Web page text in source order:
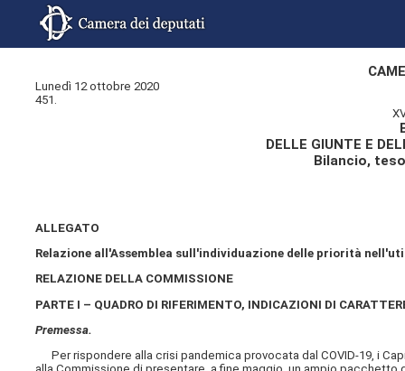
Lunedì 12 ottobre 2020
451.
DELLE GIUNTE E
Bilancio,
ALLEGATO
Relazione all'Assemblea sull'individuazione delle priorità
RELAZIONE DELLA COMMISSIONE
PARTE I – QUADRO DI RIFERIMENTO, INDICAZIONI DI
Premessa.
Per rispondere alla crisi pandemica provocata dal COVID-19, i